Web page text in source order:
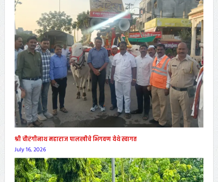
श्री चौरंगीनाथ महाराज पालखीचे भिगवण येथे स्वागत
July 16, 2026